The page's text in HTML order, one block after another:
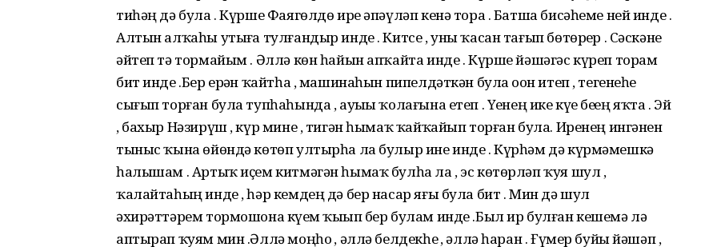
тиһәң дә була . Күрше Фаягөлдө ире әпәүләп кенә тора . Батша бисәһеме ней инде .
Алтын алҡаһы утыҙға тулғандыр инде . Китсе , уны ҡасан тағып бөтөрҙер . Сәскәне
әйтеп тә тормайым . Әллә көн һайын апҡайта инде . Күрше йәшәгәс күреп торам
бит инде .Бер ерҙән ҡайтһа , машинаһын пипелдәткән була оҙон итеп , тегенеһе
сығып торған була тупһаһында , ауыҙы ҡолағына етеп . Үҙенең ике күҙе беҙҙең яҡта . Эй
, бахыр Нәзирүш , күр мине , тигән һымаҡ ҡайҡайып торған була. Иренең ингәнен
тыныс ҡына өйөндә көтөп ултырһа ла булыр ине инде . Күрһәм дә күрмәмешкә
һалышам . Артыҡ иҫем китмәгән һымаҡ булһа ла , эс көтөрләп ҡуя шул ,
ҡалайтаһың инде , һәр кемдең дә бер насар яғы була бит . Мин дә шул
әхирәттәрем тормошона күҙем ҡыҙып бер булам инде .Был ир булған кешемә лә
аптырап ҡуям мин .Әллә моңһоҙ , әллә белдекһеҙ , әллә һаран . Ғүмер буйы йәшәп ,